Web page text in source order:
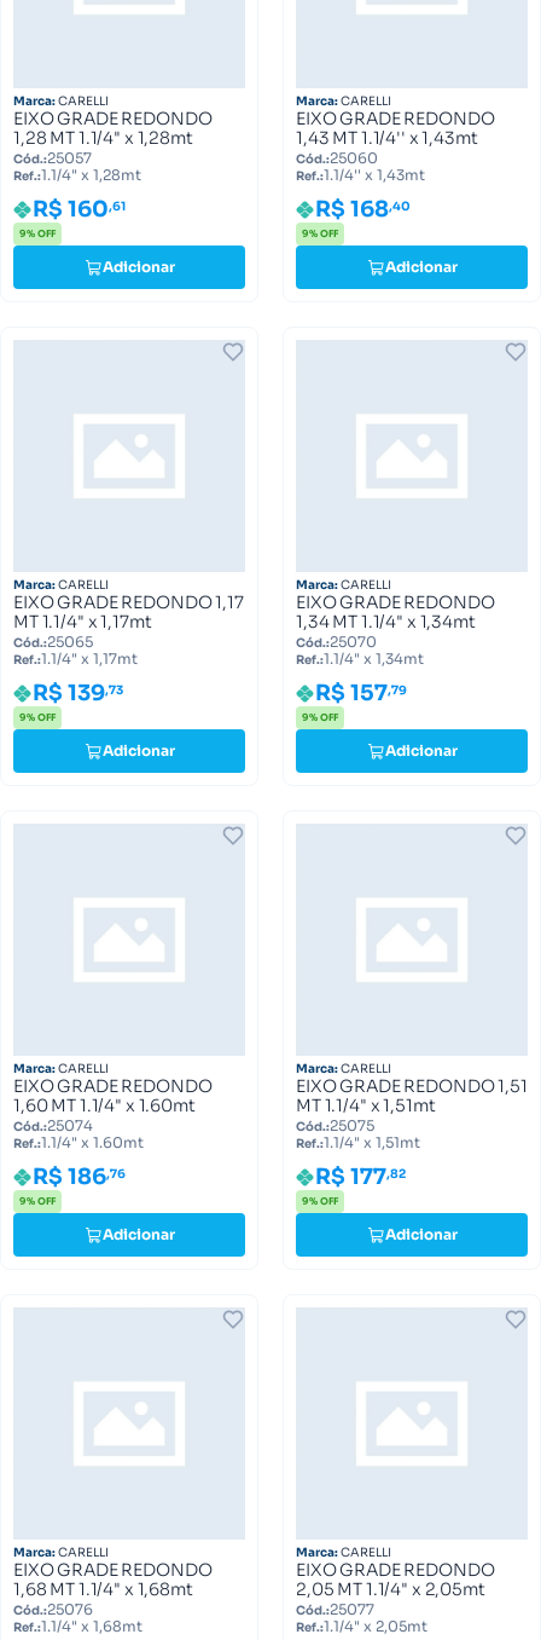
Marca:CARELLI
EIXO GRADE REDONDO
1,28 MT 1.1/4" x 1,28mt
Cód.:25057
Ref.:1.1/4" x 1,28mt
R$ 160,61
9% OFF
Adicionar
Marca:CARELLI
EIXO GRADE REDONDO
1,43 MT 1.1/4'' x 1,43mt
Cód.:25060
Ref.:1.1/4'' x 1,43mt
R$ 168,40
9% OFF
Adicionar
Marca:CARELLI
EIXO GRADE REDONDO 1,17
MT 1.1/4" x 1,17mt
Cód.:25065
Ref.:1.1/4" x 1,17mt
R$ 139,73
9% OFF
Adicionar
Marca:CARELLI
EIXO GRADE REDONDO
1,34 MT 1.1/4" x 1,34mt
Cód.:25070
Ref.:1.1/4" x 1,34mt
R$ 157,79
9% OFF
Adicionar
Marca:CARELLI
EIXO GRADE REDONDO
1,60 MT 1.1/4" x 1.60mt
Cód.:25074
Ref.:1.1/4" x 1.60mt
R$ 186,76
9% OFF
Adicionar
Marca:CARELLI
EIXO GRADE REDONDO 1,51
MT 1.1/4" x 1,51mt
Cód.:25075
Ref.:1.1/4" x 1,51mt
R$ 177,82
9% OFF
Adicionar
Marca:CARELLI
EIXO GRADE REDONDO
1,68 MT 1.1/4" x 1,68mt
Cód.:25076
Ref.:1.1/4" x 1,68mt
Marca:CARELLI
EIXO GRADE REDONDO
2,05 MT 1.1/4" x 2,05mt
Cód.:25077
Ref.:1.1/4" x 2,05mt